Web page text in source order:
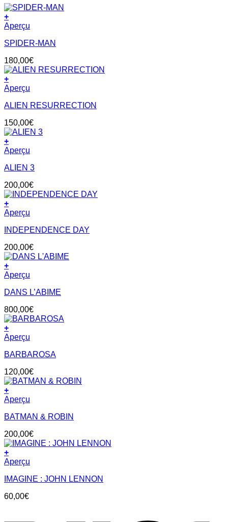
+
Aperçu
SPIDER-MAN
180,00€
+
Aperçu
ALIEN RESURRECTION
150,00€
+
Aperçu
ALIEN 3
200,00€
+
Aperçu
INDEPENDENCE DAY
200,00€
+
Aperçu
DANS L’ABIME
800,00€
+
Aperçu
BARBAROSA
120,00€
+
Aperçu
BATMAN & ROBIN
200,00€
+
Aperçu
IMAGINE : JOHN LENNON
60,00€